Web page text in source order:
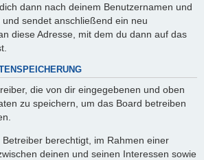
dann nach deinem Benutzernamen und
sendet anschließend ein neu
diese Adresse, mit dem du dann auf das
die von dir eingegebenen und oben
zu speichern, um das Board betreiben
berechtigt, im Rahmen einer
deinen und seinen Interessen sowie